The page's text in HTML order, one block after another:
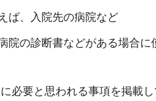
ば、入院先の病院など
院の診断書などがある場合に
必要と思われる事項を掲載